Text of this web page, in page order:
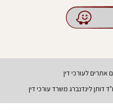
אתרים לעורכי דין